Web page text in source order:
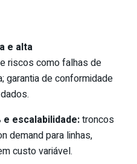
e alta
riscos como falhas de
garantia de conformidade
e escalabilidade:troncos
demand para linhas,
custo variável.